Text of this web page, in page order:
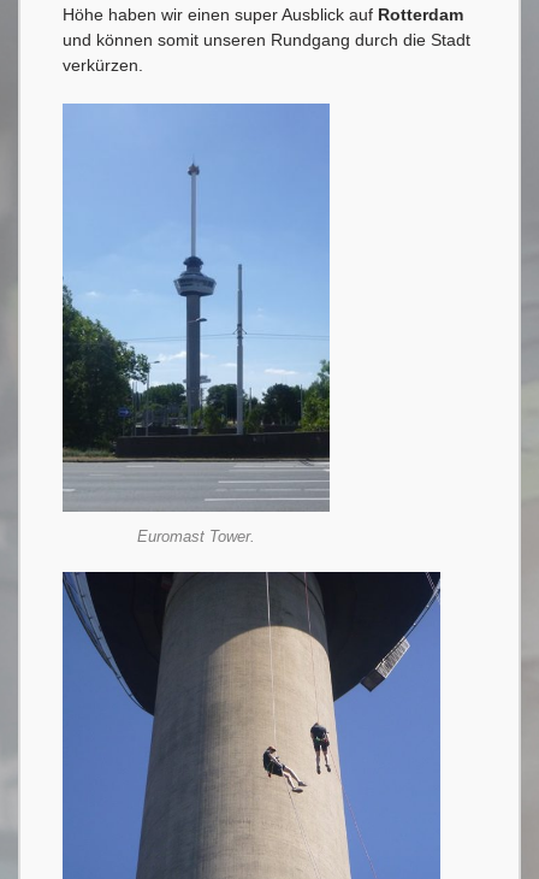
Höhe haben wir einen super Ausblick auf Rotterdam
und können somit unseren Rundgang durch die Stadt
verkürzen.
Euromast Tower.